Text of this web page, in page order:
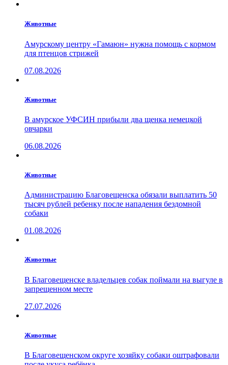
Животные
Амурскому центру «Гамаюн» нужна помощь с кормом
для птенцов стрижей
07.08.2026
Животные
В амурское УФСИН прибыли два щенка немецкой
овчарки
06.08.2026
Животные
Администрацию Благовещенска обязали выплатить 50
тысяч рублей ребенку после нападения бездомной
собаки
01.08.2026
Животные
В Благовещенске владельцев собак поймали на выгуле в
запрещенном месте
27.07.2026
Животные
В Благовещенском округе хозяйку собаки оштрафовали